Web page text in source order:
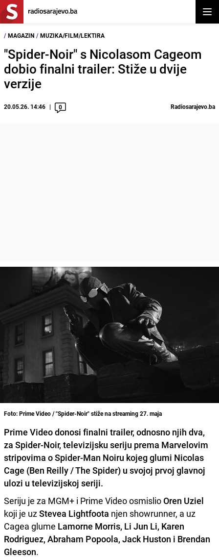
/ MAGAZIN / MUZIKA/FILM/LEKTIRA
"Spider-Noir" s Nicolasom Cageom
dobio finalni trailer: Stiže u dvije
verzije
20.05.26. 14:46 0 Radiosarajevo.ba
Foto: Prime Video / "Spider-Noir" stiže na streaming 27. maja
Prime Video donosi finalni trailer, odnosno njih dva,
za Spider-Noir, televizijsku seriju prema Marvelovim
stripovima o Spider-Man Noiru kojeg glumi Nicolas
Cage (Ben Reilly / The Spider) u svojoj prvoj glavnoj
ulozi u televizijskoj seriji.
Seriju je za MGM+ i Prime Video osmislioOren Uziel
koji je uzStevea Lightfoota njen showrunner, a uz
Cagea glume Lamorne Morris, Li Jun Li, Karen
Rodriguez, Abraham Popoola, Jack Huston i Brendan
Gleeson.